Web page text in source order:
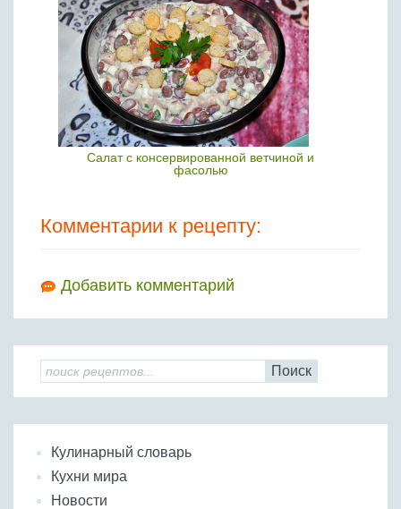
Салат с консервированной ветчиной и
фасолью
Комментарии к рецепту:
Добавить комментарий
Поиск
Кулинарный словарь
Кухни мира
Новости